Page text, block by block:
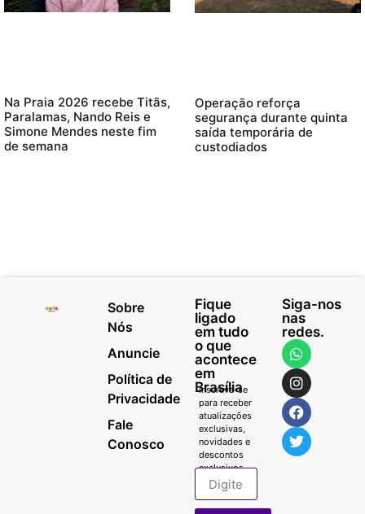
Na Praia 2026 recebe Titãs,
Paralamas, Nando Reis e
Simone Mendes neste fim
de semana
Operação reforça
segurança durante quinta
saída temporária de
custodiados
Sobre
Nós
Anuncie
Política de
Privacidade
Fale
Conosco
Fique
ligado
em tudo
o que
acontece
em
Brasília
Inscreva-se
para receber
atualizações
exclusivas,
novidades e
descontos
exclusivos.
Siga-nos
nas
redes.